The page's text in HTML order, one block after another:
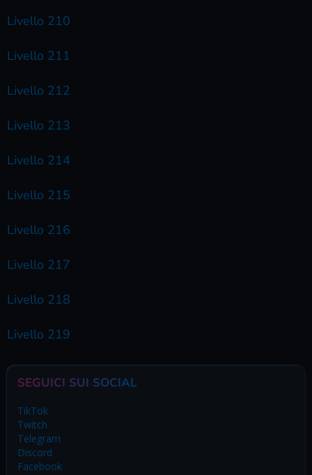
Livello 210
Livello 211
Livello 212
Livello 213
Livello 214
Livello 215
Livello 216
Livello 217
Livello 218
Livello 219
SEGUICI SUI SOCIAL
TikTok
Twitch
Telegram
Discord
Facebook